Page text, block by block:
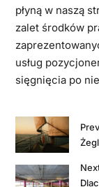
płyną w naszą
zalet środków
usług
sięgnięcia po